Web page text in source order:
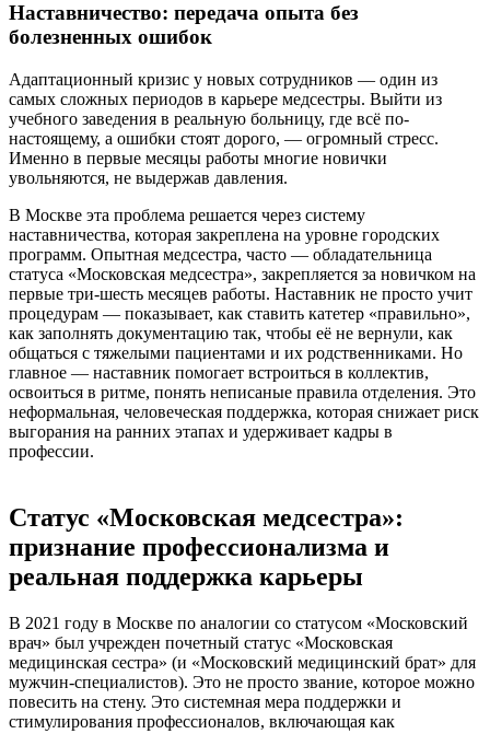
Наставничество: передача опыта без
болезненных ошибок
Адаптационный кризис у новых сотрудников — один из
самых сложных периодов в карьере медсестры. Выйти из
учебного заведения в реальную больницу, где всё по-
настоящему, а ошибки стоят дорого, — огромный стресс.
Именно в первые месяцы работы многие новички
увольняются, не выдержав давления.
В Москве эта проблема решается через систему
наставничества, которая закреплена на уровне городских
программ. Опытная медсестра, часто — обладательница
статуса «Московская медсестра», закрепляется за новичком на
первые три-шесть месяцев работы. Наставник не просто учит
процедурам — показывает, как ставить катетер «правильно»,
как заполнять документацию так, чтобы её не вернули, как
общаться с тяжелыми пациентами и их родственниками. Но
главное — наставник помогает встроиться в коллектив,
освоиться в ритме, понять неписаные правила отделения. Это
неформальная, человеческая поддержка, которая снижает риск
выгорания на ранних этапах и удерживает кадры в
профессии.
Статус «Московская медсестра»:
признание профессионализма и
реальная поддержка карьеры
В 2021 году в Москве по аналогии со статусом «Московский
врач» был учрежден почетный статус «Московская
медицинская сестра» (и «Московский медицинский брат» для
мужчин-специалистов). Это не просто звание, которое можно
повесить на стену. Это системная мера поддержки и
стимулирования профессионалов, включающая как